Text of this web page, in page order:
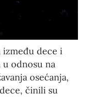
između dece i
odnosu na
osećanja,
činili su